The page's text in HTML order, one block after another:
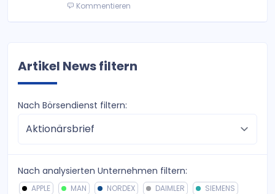
Kommentieren
Artikel News filtern
Nach Börsendienst filtern:
Nach analysierten Unternehmen filtern:
APPLE MAN NORDEX DAIMLER
SIEMENS